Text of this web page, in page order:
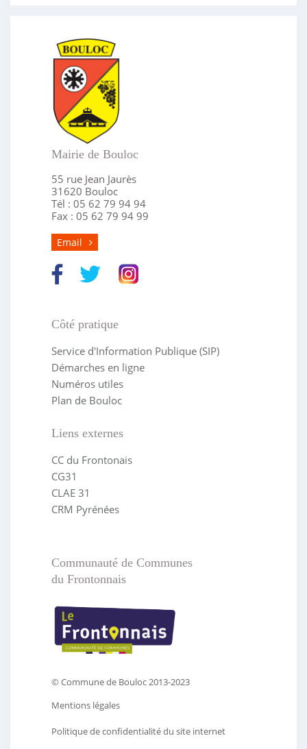
Mairie de Bouloc
55 rue Jean Jaurès
31620 Bouloc
Tél : 05 62 79 94 94
Fax : 05 62 79 94 99
Email
Côté pratique
Service d'Information Publique (SIP)
Démarches en ligne
Numéros utiles
Plan de Bouloc
Liens externes
CC du Frontonais
CG31
CLAE 31
CRM Pyrénées
Communauté de Communes
du Frontonnais
© Commune de Bouloc 2013-2023
Mentions légales
Politique de confidentialité du site internet